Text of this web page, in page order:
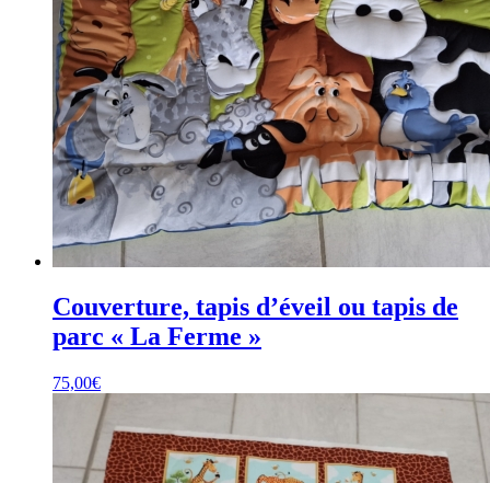
Couverture, tapis d’éveil ou tapis de
parc « La Ferme »
75,00€